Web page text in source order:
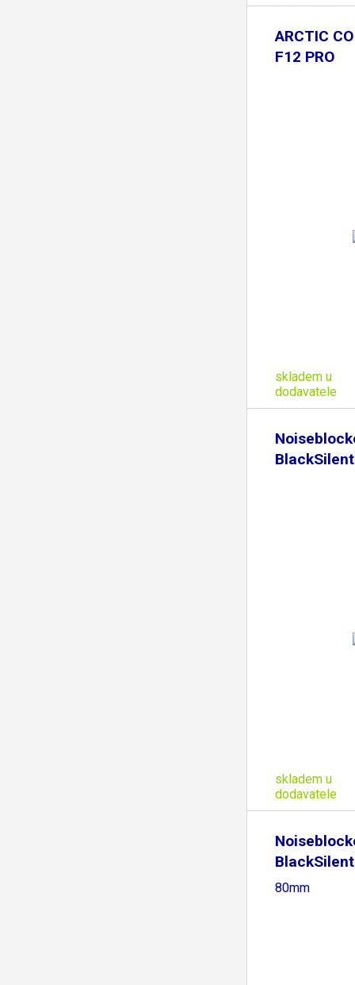
ARCTIC
F12 PRO
skladem u
dodavatele
skladem u
dodavatele
bulk -
80mm